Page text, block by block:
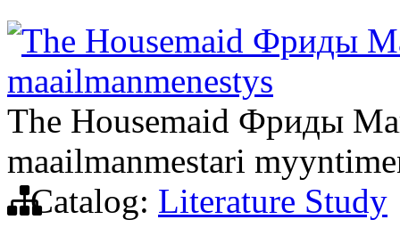
The Housemaid Фриды
maailmanmenestys
The Housemaid Фриды
maailmanmestari
Catalog: Literature Study